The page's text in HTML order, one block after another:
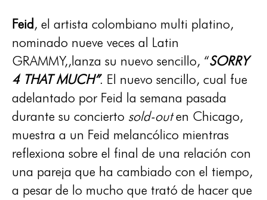
Feid , el artista colombiano multi platino,
nominado nueve veces al Latin
GRAMMY,,lanza su nuevo sencillo, “SORRY
4 THAT MUCH”. El nuevo sencillo, cual fue
adelantado por Feid la semana pasada
durante su concierto sold-outen Chicago,
muestra a un Feid melancólico mientras
reflexiona sobre el final de una relación con
una pareja que ha cambiado con el tiempo,
a pesar de lo mucho que trató de hacer que